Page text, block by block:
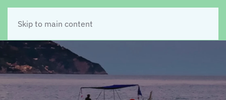
Skip to main content